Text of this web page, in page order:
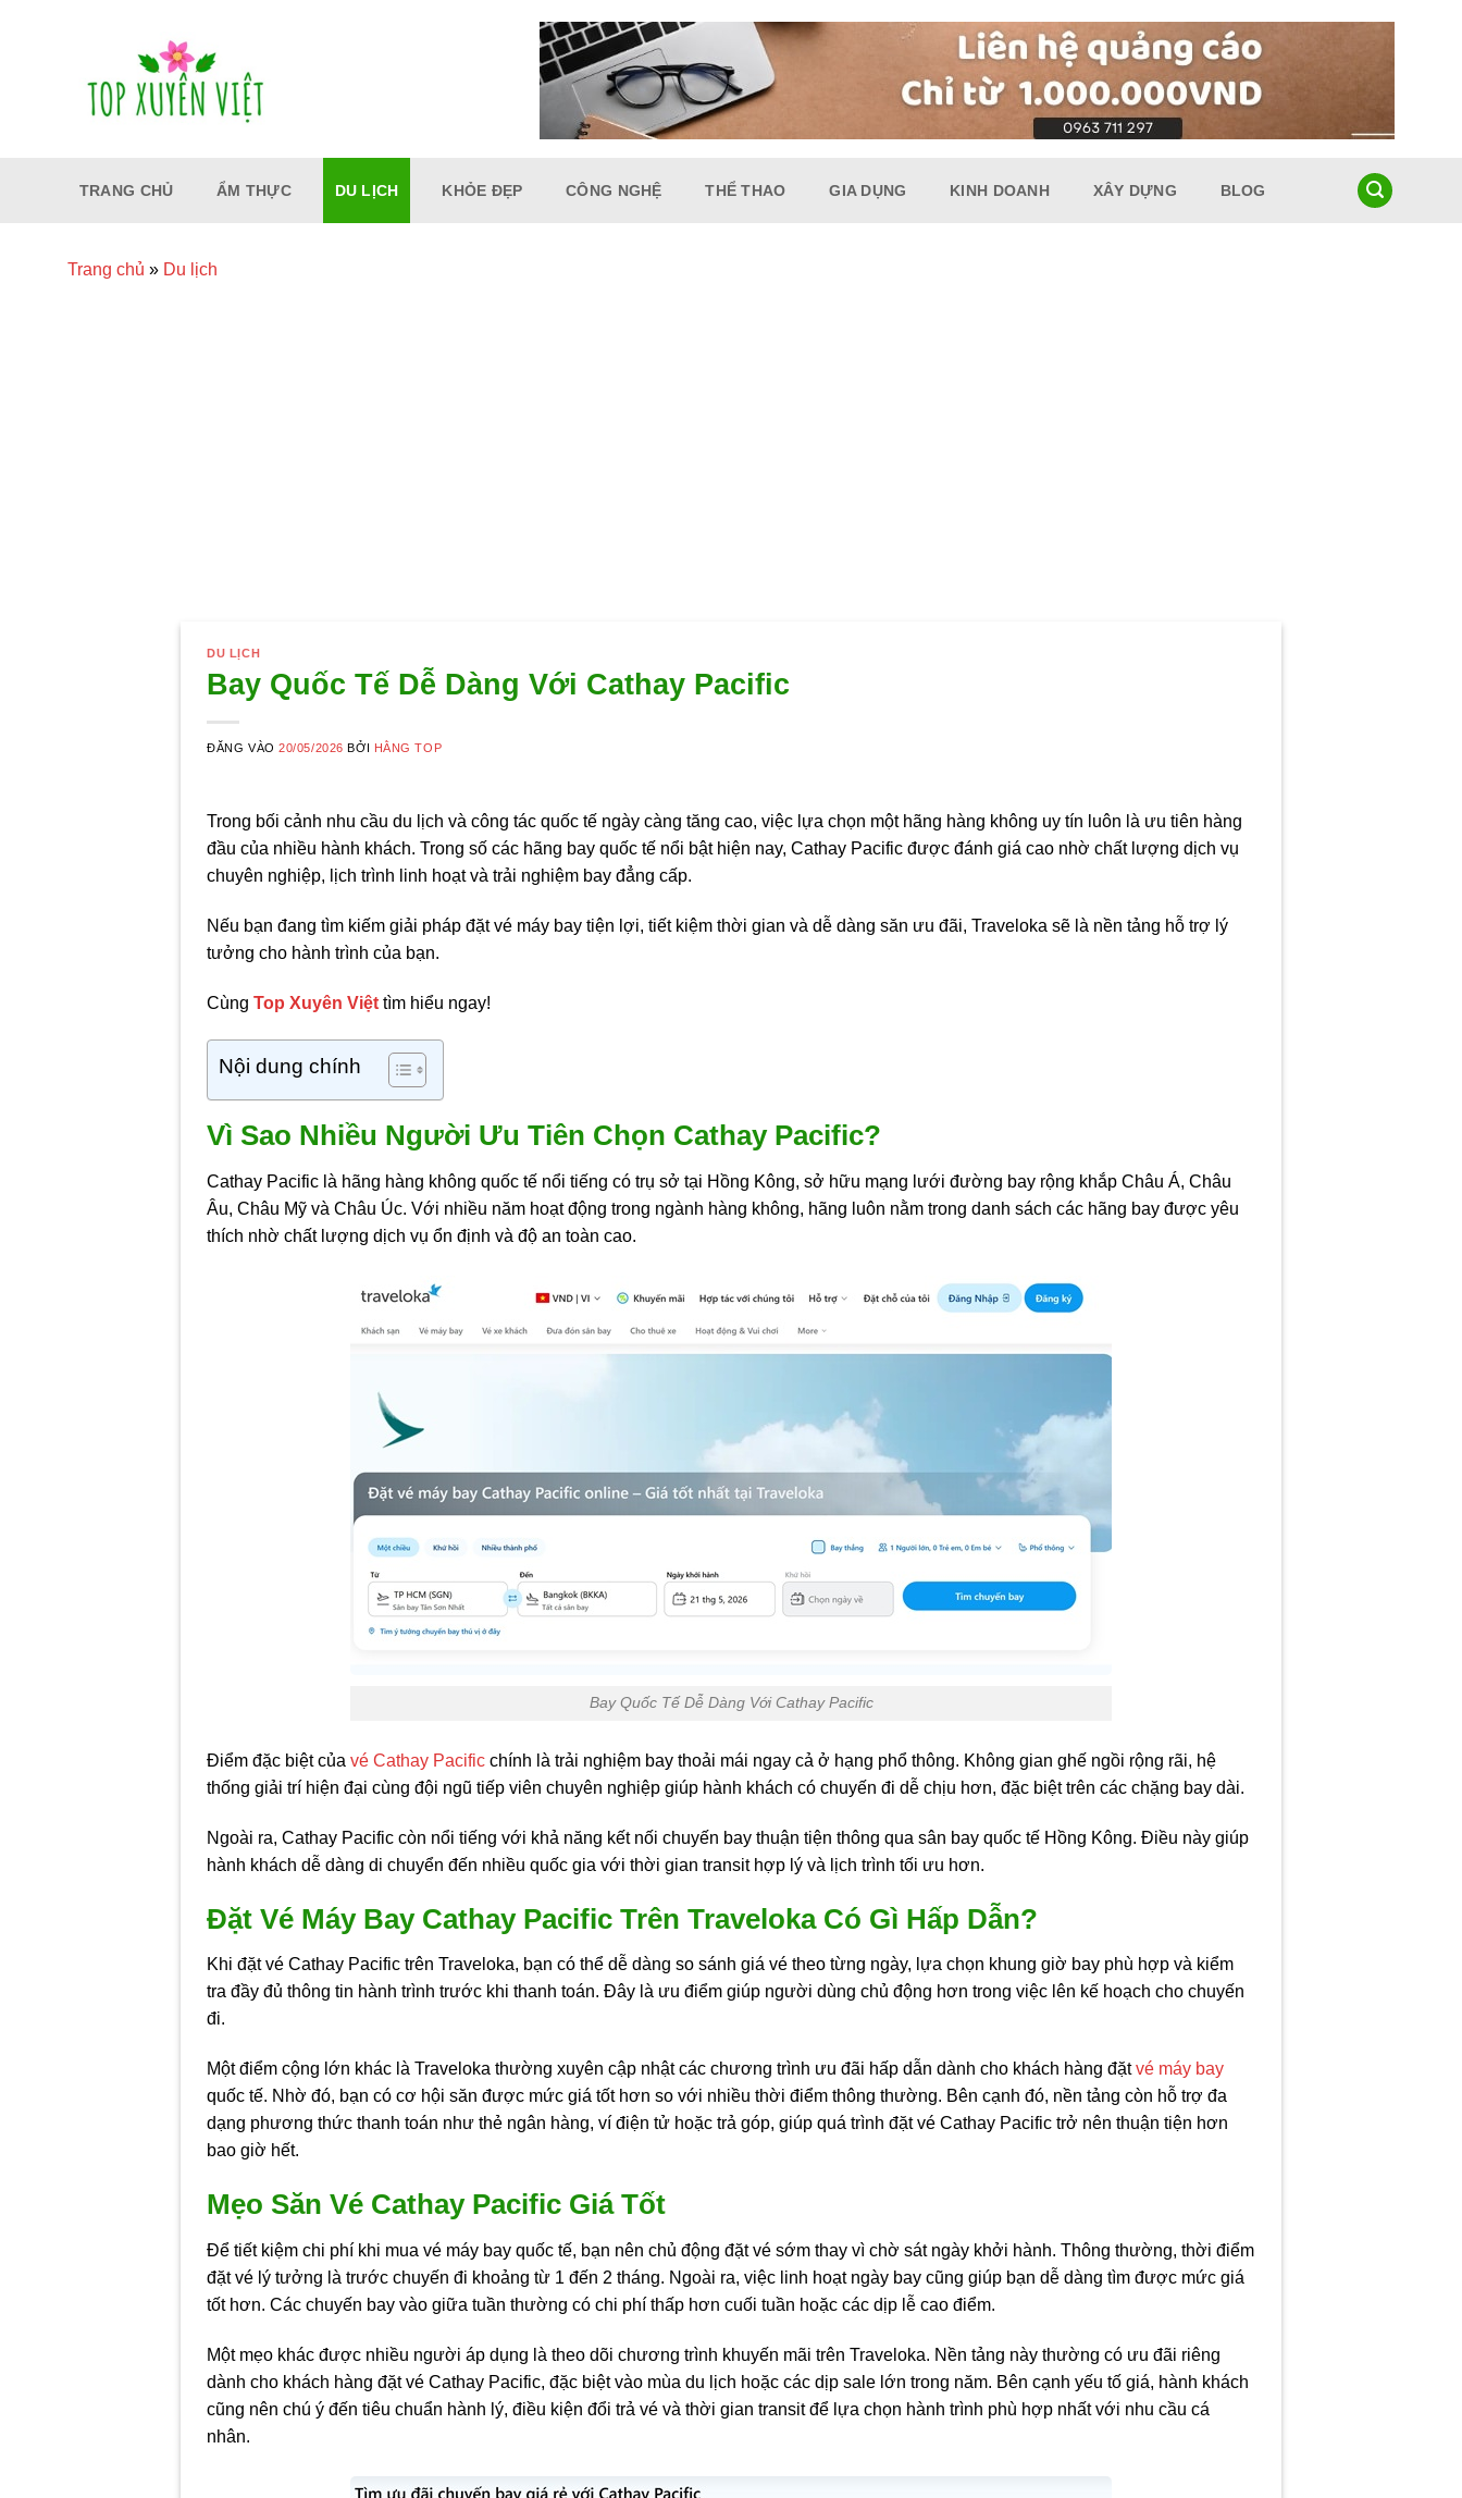
TRANG CHỦ ẨM THỰC DU LỊCH KHỎE ĐẸP CÔNG NGHỆ THỂ THAO GIA DỤNG KINH DOANH XÂY DỰNG BLOG
Trang chủ » Du lịch
DU LỊCH
Bay Quốc Tế Dễ Dàng Với Cathay Pacific
ĐĂNG VÀO20/05/2026 BỞI HẰNG TOP
Trong bối cảnh nhu cầu du lịch và công tác quốc tế ngày càng tăng cao, việc lựa chọn một hãng hàng không uy tín luôn là ưu tiên hàng
đầu của nhiều hành khách. Trong số các hãng bay quốc tế nổi bật hiện nay, Cathay Pacific được đánh giá cao nhờ chất lượng dịch vụ
chuyên nghiệp, lịch trình linh hoạt và trải nghiệm bay đẳng cấp.
Nếu bạn đang tìm kiếm giải pháp đặt vé máy bay tiện lợi, tiết kiệm thời gian và dễ dàng săn ưu đãi, Traveloka sẽ là nền tảng hỗ trợ lý
tưởng cho hành trình của bạn.
CùngTop Xuyên Việt tìm hiểu ngay!
Nội dung chính
Vì Sao Nhiều Người Ưu Tiên Chọn Cathay Pacific?
Cathay Pacific là hãng hàng không quốc tế nổi tiếng có trụ sở tại Hồng Kông, sở hữu mạng lưới đường bay rộng khắp Châu Á, Châu
Âu, Châu Mỹ và Châu Úc. Với nhiều năm hoạt động trong ngành hàng không, hãng luôn nằm trong danh sách các hãng bay được yêu
thích nhờ chất lượng dịch vụ ổn định và độ an toàn cao.
Bay Quốc Tế Dễ Dàng Với Cathay Pacific
Điểm đặc biệt củavé Cathay Pacific chính là trải nghiệm bay thoải mái ngay cả ở hạng phổ thông. Không gian ghế ngồi rộng rãi, hệ
thống giải trí hiện đại cùng đội ngũ tiếp viên chuyên nghiệp giúp hành khách có chuyến đi dễ chịu hơn, đặc biệt trên các chặng bay dài.
Ngoài ra, Cathay Pacific còn nổi tiếng với khả năng kết nối chuyến bay thuận tiện thông qua sân bay quốc tế Hồng Kông. Điều này giúp
hành khách dễ dàng di chuyển đến nhiều quốc gia với thời gian transit hợp lý và lịch trình tối ưu hơn.
Đặt Vé Máy Bay Cathay Pacific Trên Traveloka Có Gì Hấp Dẫn?
Khi đặt vé Cathay Pacific trên Traveloka, bạn có thể dễ dàng so sánh giá vé theo từng ngày, lựa chọn khung giờ bay phù hợp và kiểm
tra đầy đủ thông tin hành trình trước khi thanh toán. Đây là ưu điểm giúp người dùng chủ động hơn trong việc lên kế hoạch cho chuyến
đi.
Một điểm cộng lớn khác là Traveloka thường xuyên cập nhật các chương trình ưu đãi hấp dẫn dành cho khách hàng đặtvé máy bay
quốc tế. Nhờ đó, bạn có cơ hội săn được mức giá tốt hơn so với nhiều thời điểm thông thường. Bên cạnh đó, nền tảng còn hỗ trợ đa
dạng phương thức thanh toán như thẻ ngân hàng, ví điện tử hoặc trả góp, giúp quá trình đặt vé Cathay Pacific trở nên thuận tiện hơn
bao giờ hết.
Mẹo Săn Vé Cathay Pacific Giá Tốt
Để tiết kiệm chi phí khi mua vé máy bay quốc tế, bạn nên chủ động đặt vé sớm thay vì chờ sát ngày khởi hành. Thông thường, thời điểm
đặt vé lý tưởng là trước chuyến đi khoảng từ 1 đến 2 tháng. Ngoài ra, việc linh hoạt ngày bay cũng giúp bạn dễ dàng tìm được mức giá
tốt hơn. Các chuyến bay vào giữa tuần thường có chi phí thấp hơn cuối tuần hoặc các dịp lễ cao điểm.
Một mẹo khác được nhiều người áp dụng là theo dõi chương trình khuyến mãi trên Traveloka. Nền tảng này thường có ưu đãi riêng
dành cho khách hàng đặt vé Cathay Pacific, đặc biệt vào mùa du lịch hoặc các dịp sale lớn trong năm. Bên cạnh yếu tố giá, hành khách
cũng nên chú ý đến tiêu chuẩn hành lý, điều kiện đổi trả vé và thời gian transit để lựa chọn hành trình phù hợp nhất với nhu cầu cá
nhân.